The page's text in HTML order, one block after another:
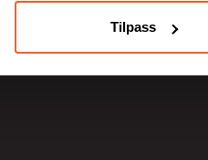
Tilpass